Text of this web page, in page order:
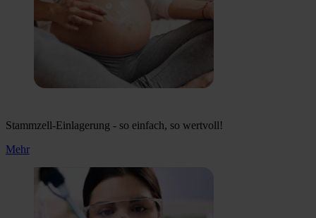
Stammzell-Einlagerung - so einfach, so wertvoll!
Mehr